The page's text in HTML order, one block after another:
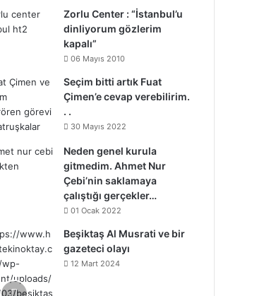
Zorlu Center : “İstanbul’u
dinliyorum gözlerim
kapalı”
06 Mayıs 2010
Seçim bitti artık Fuat
Çimen’e cevap verebilirim.
. .
30 Mayıs 2022
Neden genel kurula
gitmedim. Ahmet Nur
Çebi’nin saklamaya
çalıştığı gerçekler…
01 Ocak 2022
Beşiktaş Al Musrati ve bir
gazeteci olayı
12 Mart 2024